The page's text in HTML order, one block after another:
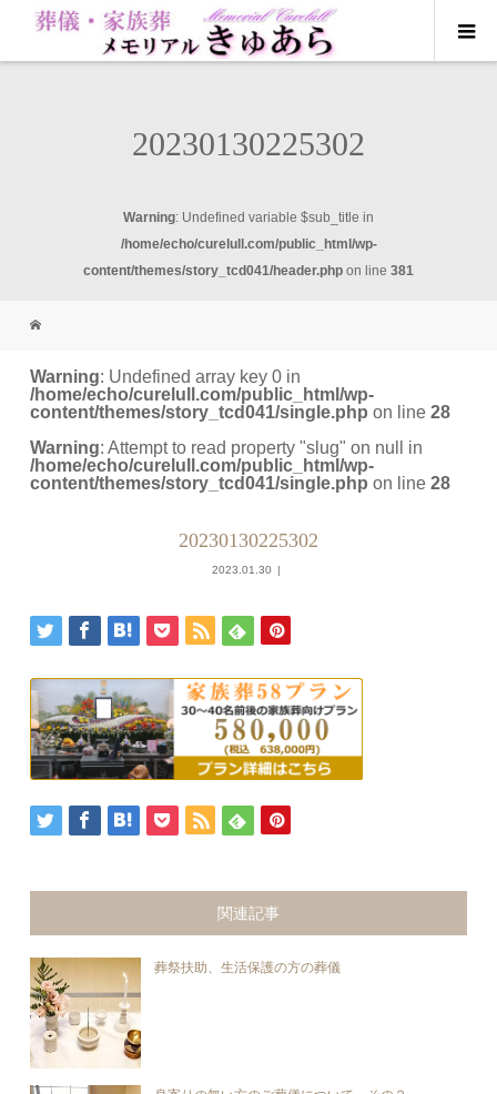
20230130225302
Warning: Undefined variable $sub_title in
/home/echo/curelull.com/public_html/wp-
content/themes/story_tcd041/header.php on line 381
Warning: Undefined array key 0 in
/home/echo/curelull.com/public_html/wp-
content/themes/story_tcd041/single.php on line28
Warning: Attempt to read property "slug" on null in
/home/echo/curelull.com/public_html/wp-
content/themes/story_tcd041/single.php on line28
20230130225302
2023.01.30
関連記事
葬祭扶助、生活保護の方の葬儀